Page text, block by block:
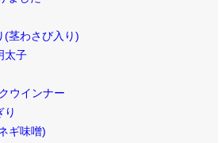
(茎わさび入り)
太子
ウインナー
り
ギ味噌)